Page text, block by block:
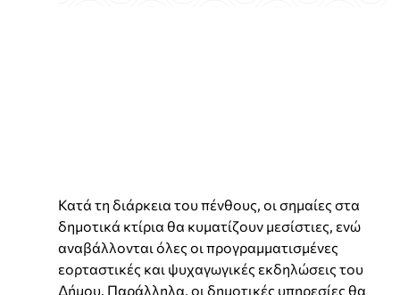
Κατά τη διάρκεια του πένθους, οι σημαίες στα
δημοτικά κτίρια θα κυματίζουν μεσίστιες, ενώ
αναβάλλονται όλες οι προγραμματισμένες
εορταστικές και ψυχαγωγικές εκδηλώσεις του
Δήμου. Παράλληλα, οι δημοτικές υπηρεσίες θα